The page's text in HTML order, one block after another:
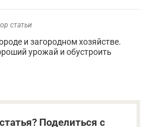
статьи
и загородном хозяйстве.
урожай и обустроить
Поделиться с